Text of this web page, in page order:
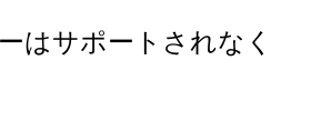
はサポートされなく